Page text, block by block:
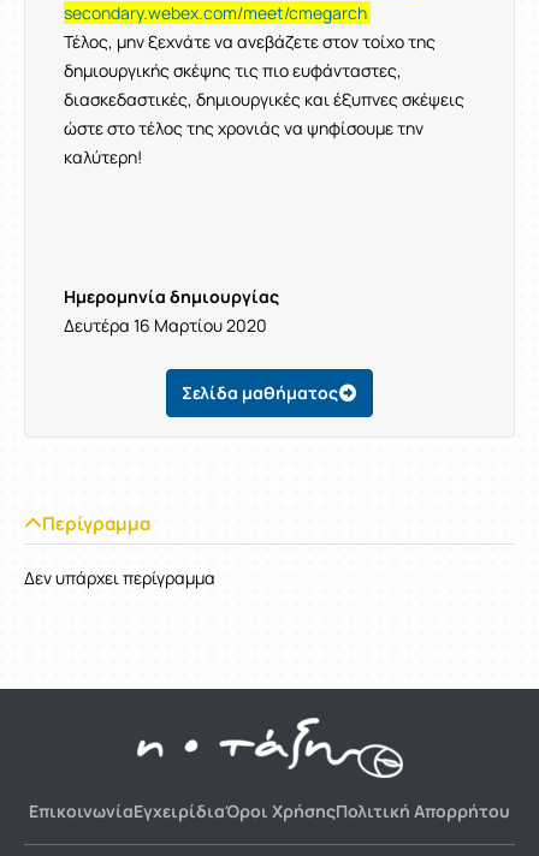
secondary.webex.com/meet/cmegarch
Τέλος, μην ξεχνάτε να ανεβάζετε στον τοίχο της
δημιουργικής σκέψης τις πιο ευφάνταστες,
διασκεδαστικές, δημιουργικές και έξυπνες σκέψεις
ώστε στο τέλος της χρονιάς να ψηφίσουμε την
καλύτερη!
Ημερομηνία δημιουργίας
Δευτέρα 16 Μαρτίου 2020
Σελίδα μαθήματος
Περίγραμμα
Δεν υπάρχει περίγραμμα
ΕπικοινωνίαΕγχειρίδιαΌροι ΧρήσηςΠολιτική Απορρήτου